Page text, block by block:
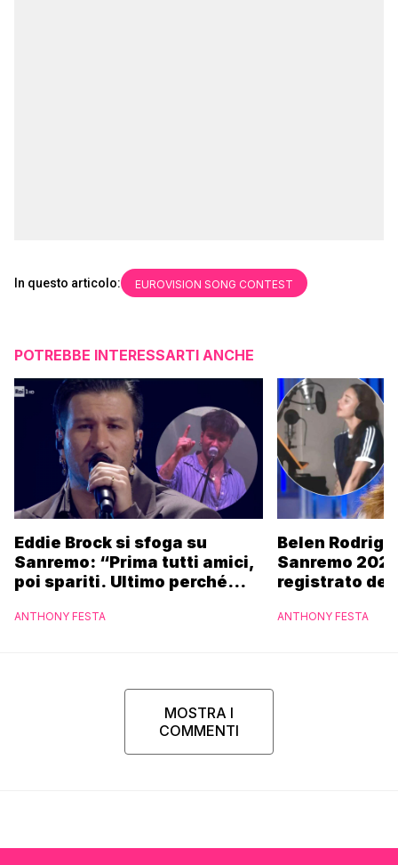
In questo articolo: EUROVISION SONG CONTEST
POTREBBE INTERESSARTI ANCHE
Eddie Brock si sfoga su
Sanremo: “Prima tutti amici,
poi spariti. Ultimo perché
marchette”
ANTHONY FESTA
Belen
Sanremo
registrato dei
ANTHONY FESTA
MOSTRA I
COMMENTI